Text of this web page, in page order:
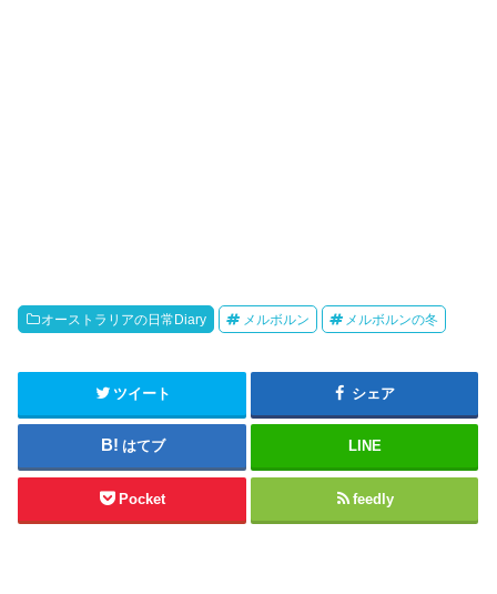
オーストラリアの日常Diary メルボルン メルボルンの冬
ツイート シェア
はてブ LINE
Pocket feedly